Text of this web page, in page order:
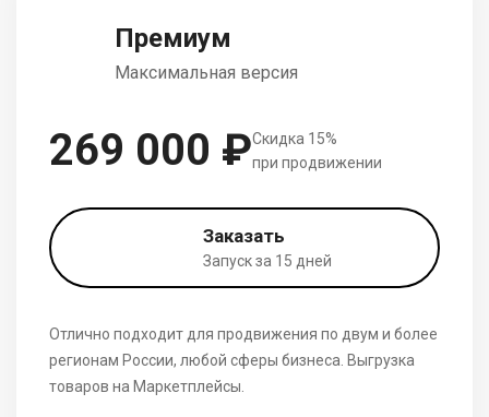
Премиум
Максимальная версия
269 000 ₽Скидка 15%
при продвижении
Заказать
Запуск за 15 дней
Отлично подходит для продвижения по двум и более
регионам России, любой сферы бизнеса. Выгрузка
товаров на Маркетплейсы.